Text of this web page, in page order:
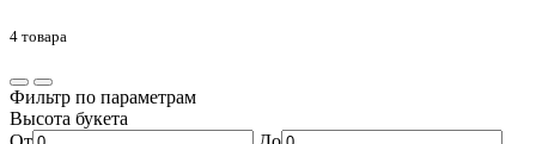
4 товара
Фильтр по параметрам
Высота букета